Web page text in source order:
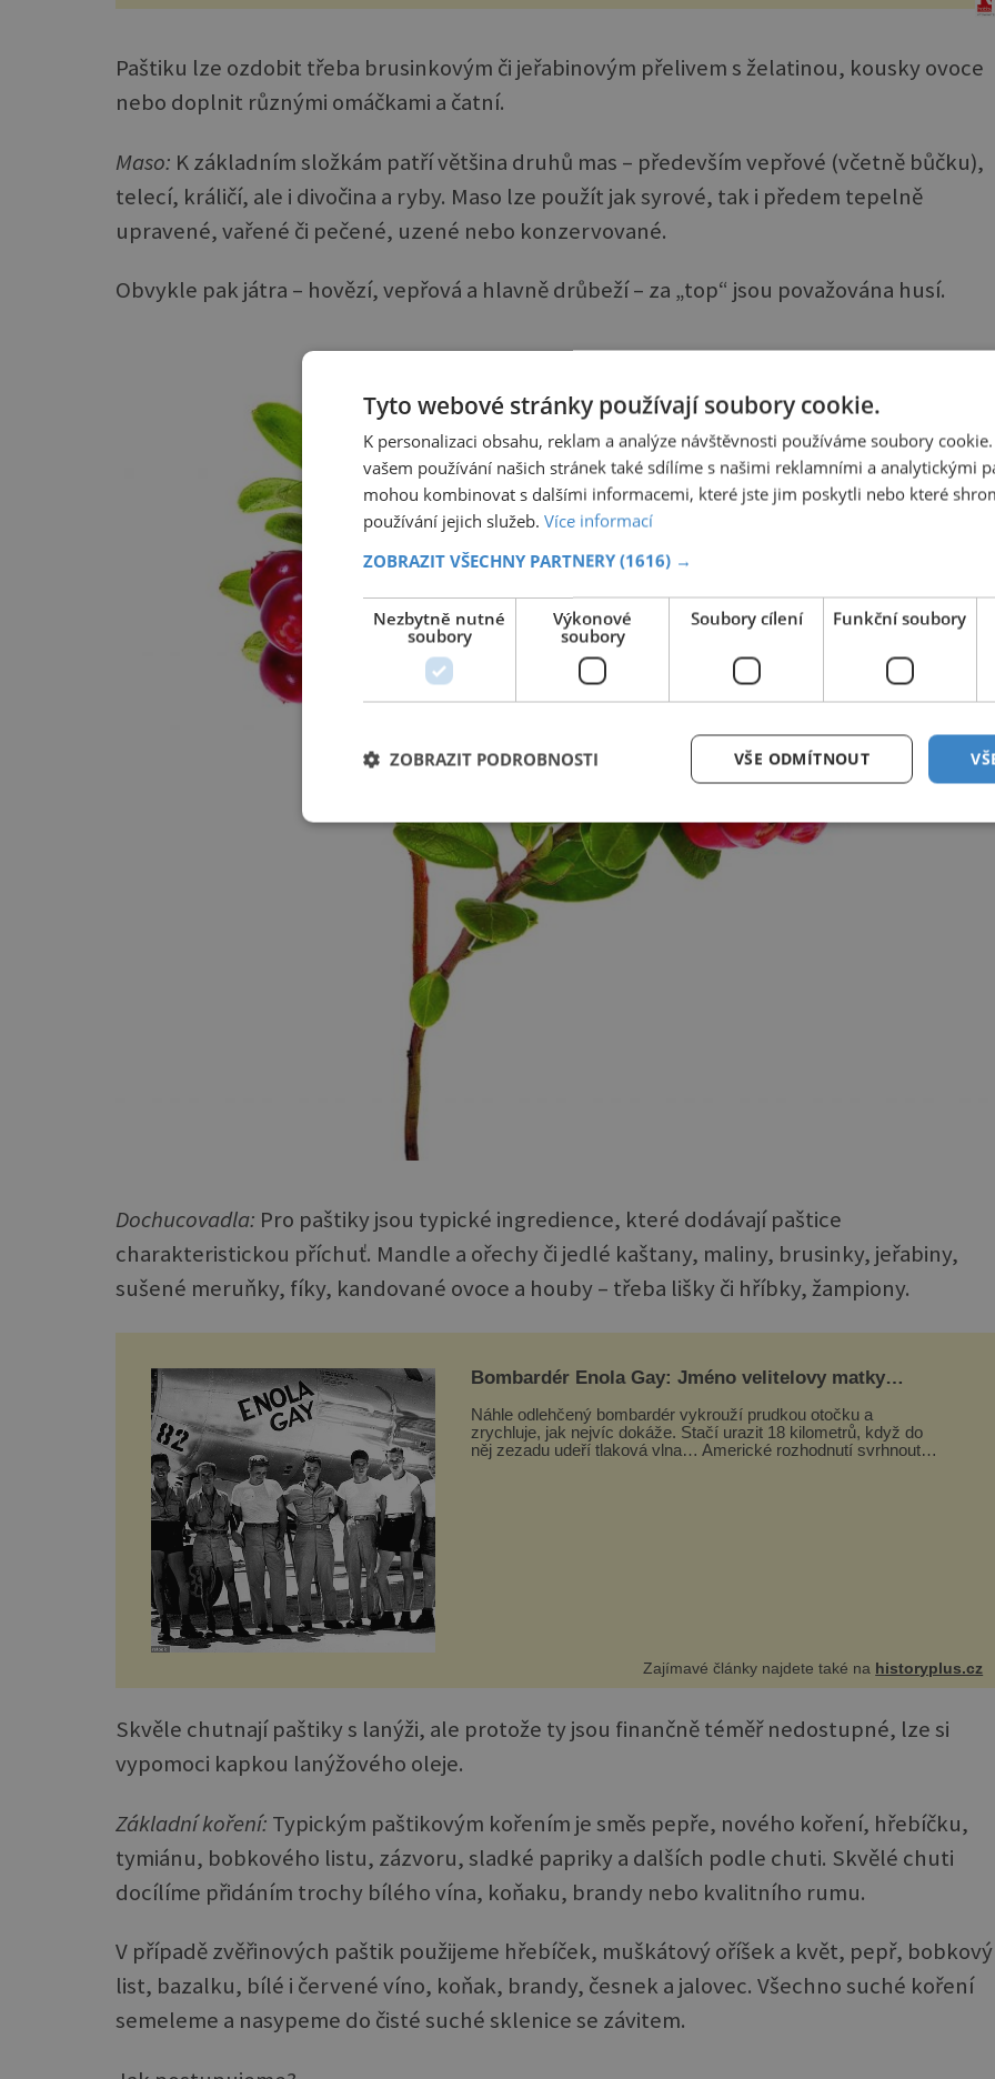
vhodný k dostatečně přesnému
Komplex budov Media...
Paštiku lze ozdobit třeba brusinkovým či jeřabinovým přelivem s želatinou, kousky ovoce
nebo doplnit různými omáčkami a čatní.
Maso: K základním složkám patří většina druhů mas – především vepřové (včetně bůčku),
telecí, králičí, ale i divočina a ryby. Maso lze použít jak syrové, tak i předem tepelně
upravené, vařené či pečené, uzené nebo konzervované.
Obvykle pak játra – hovězí, vepřová a hlavně drůbeží – za „top“ jsou považována husí.
Dochucovadla: Pro paštiky jsou typické ingredience, které dodávají paštice
charakteristickou příchuť. Mandle a ořechy či jedlé kaštany, maliny, brusinky, jeřabiny,
sušené meruňky, fíky, kandované ovoce a houby – třeba lišky či hříbky, žampiony.
Bombardér Enola Gay: Jméno velitelovy matky
Náhle odlehčený bombardér vykrouží prudkou otočku a
zrychluje, jak nejvíc dokáže. Stačí urazit 18 kilometrů, když do
něj zezadu udeří tlaková vlna… Americké rozhodnutí svrhnout
Zajímavé články najdete také na historyplus.cz
Skvěle chutnají paštiky s lanýži, ale protože ty jsou finančně téměř nedostupné, lze si
vypomoci kapkou lanýžového oleje.
Základní koření: Typickým paštikovým kořením je směs pepře, nového koření, hřebíčku,
tymiánu, bobkového listu, zázvoru, sladké papriky a dalších podle chuti. Skvělé chuti
docílíme přidáním trochy bílého vína, koňaku, brandy nebo kvalitního rumu.
V případě zvěřinových paštik použijeme hřebíček, muškátový oříšek a květ, pepř, bobkový
list, bazalku, bílé i červené víno, koňak, brandy, česnek a jalovec. Všechno suché koření
semeleme a nasypeme do čisté suché sklenice se závitem.
Tyto webové stránky používají soubory cookie.
K personalizaci obsahu, reklam a analýze návštěvnosti používáme soubory
vašem používání našich stránek také sdílíme s našimi reklamními a analytickými
mohou kombinovat s dalšími informacemi, které jste jim poskytli nebo které
používání jejich služeb. Více informací
ZOBRAZIT VŠECHNY PARTNERY (1616) →
Nezbytně nutné
soubory
Výkonové
soubory
Soubory cílení Funkční soubory
VŠE ODMÍTNOUT
ZOBRAZIT PODROBNOSTI